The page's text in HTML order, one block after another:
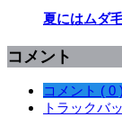
夏にはムダ
コメント
コメント ( 0 )
トラックバ